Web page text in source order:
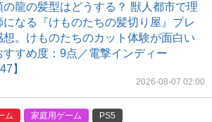
の龍の髪型はどうする？ 獣人都市で理
になる『けものたちの髪切り屋』プレ
想。けものたちのカット体験が面白い
すすめ度：9点／電撃インディー
】
2026-08-07 02:00
ム 家庭用ゲーム
PS5